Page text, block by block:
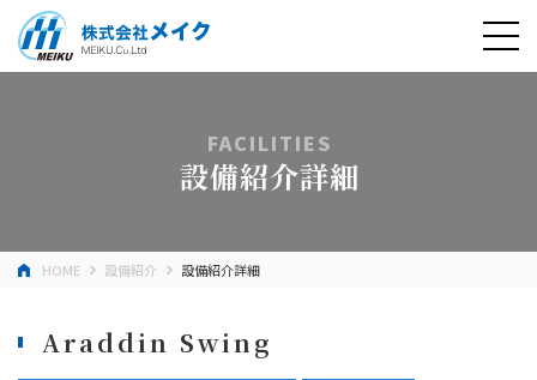
FACILITIES
設備紹介詳細
HOME 設備紹介 設備紹介詳細
Araddin Swing